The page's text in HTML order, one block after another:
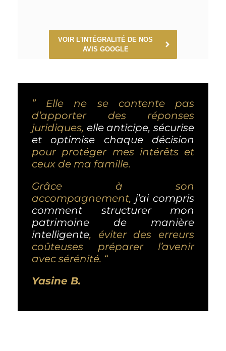
VOIR L'INTÉGRALITÉ DE NOS
AVIS GOOGLE
” Elle ne se contente pas
d’apporter des réponses
juridiques, elle anticipe, sécurise
et optimise chaque décision
pour protéger mes intérêts et
ceux de ma famille.
Grâce à son
accompagnement, j’ai compris
comment structurer mon
patrimoine de manière
intelligente, éviter des erreurs
coûteuses préparer l’avenir
avec sérénité. “
Yasine B.